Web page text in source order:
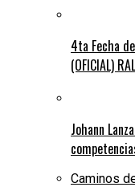
4ta Fecha
(OFICIAL)
Johann
Caminos